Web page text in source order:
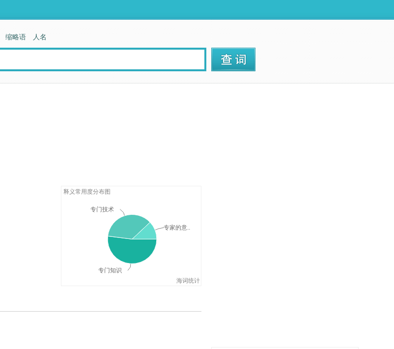
释义常用度分布图
海词统计
专门知识
专门技术
专家的意..
缩略语 人名